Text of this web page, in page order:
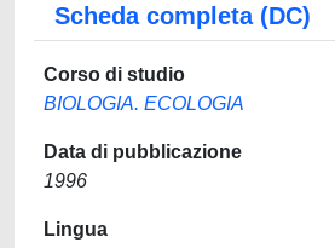
Scheda completa (DC)
Corso di studio
BIOLOGIA. ECOLOGIA
Data di pubblicazione
1996
Lingua